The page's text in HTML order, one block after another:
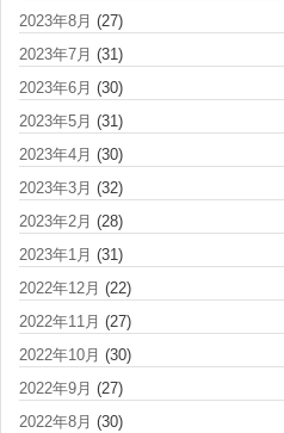
2023年8月 (27)
2023年7月 (31)
2023年6月 (30)
2023年5月 (31)
2023年4月 (30)
2023年3月 (32)
2023年2月 (28)
2023年1月 (31)
2022年12月 (22)
2022年11月 (27)
2022年10月 (30)
2022年9月 (27)
2022年8月 (30)